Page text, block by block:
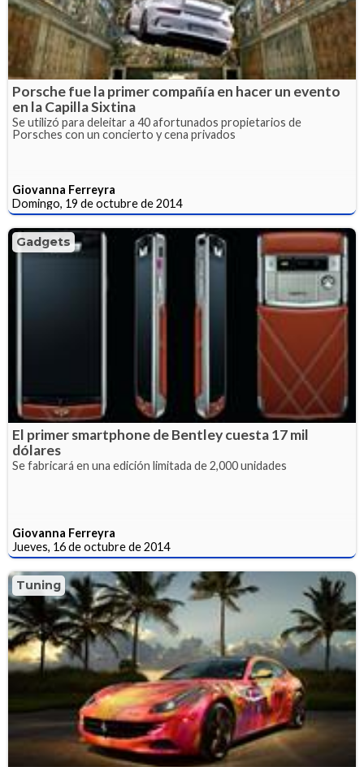
Porsche fue la primer compañía en hacer un evento
en la Capilla Sixtina
Se utilizó para deleitar a 40 afortunados propietarios de
Porsches con un concierto y cena privados
Giovanna Ferreyra
Domingo, 19 de octubre de 2014
Gadgets
El primer smartphone de Bentley cuesta 17 mil
dólares
Se fabricará en una edición limitada de 2,000 unidades
Giovanna Ferreyra
Jueves, 16 de octubre de 2014
Tuning